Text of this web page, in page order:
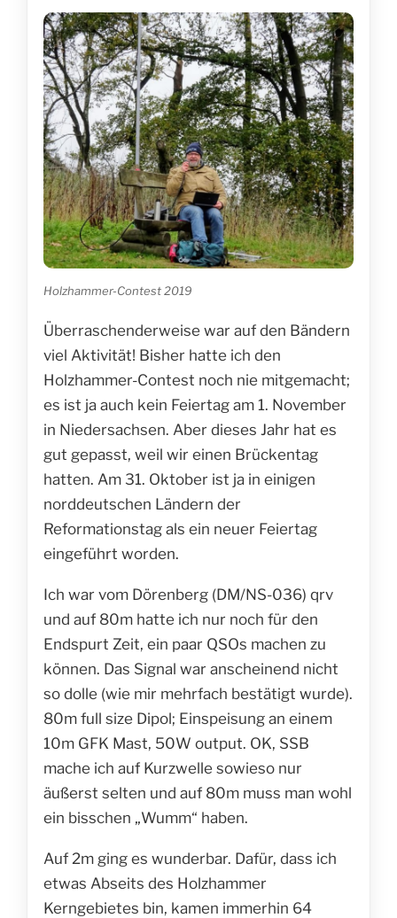
Holzhammer-Contest 2019
Überraschenderweise war auf den Bändern
viel Aktivität! Bisher hatte ich den
Holzhammer-Contest noch nie mitgemacht;
es ist ja auch kein Feiertag am 1. November
in Niedersachsen. Aber dieses Jahr hat es
gut gepasst, weil wir einen Brückentag
hatten. Am 31. Oktober ist ja in einigen
norddeutschen Ländern der
Reformationstag als ein neuer Feiertag
eingeführt worden.
Ich war vom Dörenberg (DM/NS-036) qrv
und auf 80m hatte ich nur noch für den
Endspurt Zeit, ein paar QSOs machen zu
können. Das Signal war anscheinend nicht
so dolle (wie mir mehrfach bestätigt wurde).
80m full size Dipol; Einspeisung an einem
10m GFK Mast, 50W output. OK, SSB
mache ich auf Kurzwelle sowieso nur
äußerst selten und auf 80m muss man wohl
ein bisschen „Wumm“ haben.
Auf 2m ging es wunderbar. Dafür, dass ich
etwas Abseits des Holzhammer
Kerngebietes bin, kamen immerhin 64